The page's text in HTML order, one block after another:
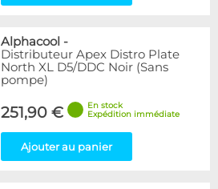
Alphacool -
Distributeur Apex Distro Plate
North XL D5/DDC Noir (Sans
pompe)
251,90 €
En stock
Expédition immédiate
Ajouter au panier